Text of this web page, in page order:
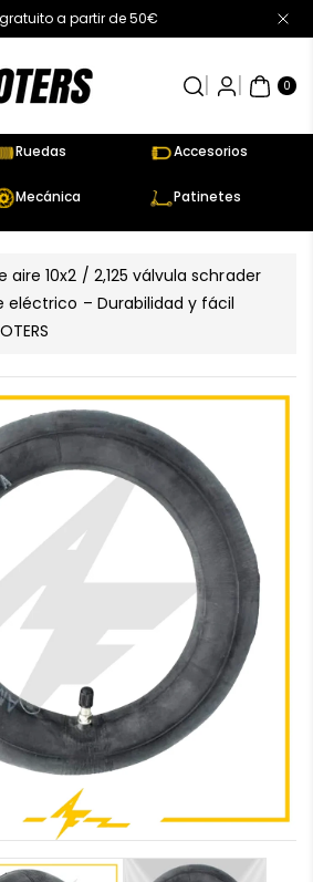
a partir de 50€
0
AR
TÍC
UL
Ruedas Accesorios
Mecánica Patinetes
aire 10x2 / 2,125 válvula schrader
– Durabilidad y fácil